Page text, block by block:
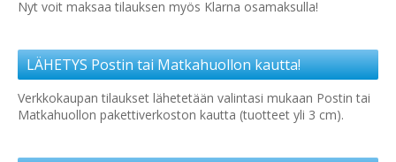
Nyt voit maksaa tilauksen myös Klarna osamaksulla!
LÄHETYS Postin tai Matkahuollon kautta!
Verkkokaupan tilaukset lähetetään valintasi mukaan Postin tai
Matkahuollon pakettiverkoston kautta (tuotteet yli 3 cm).